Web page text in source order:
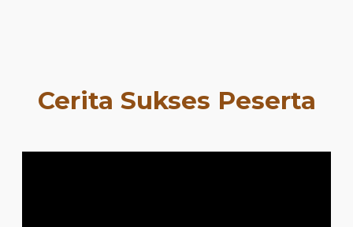
Cerita Sukses Peserta